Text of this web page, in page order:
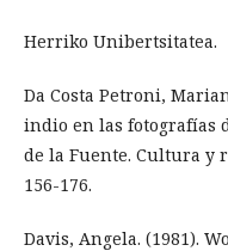
Herriko Unibertsitatea.
Da Costa Petroni,
indio en las fotografías
de la Fuente. Cultura y
156-176.
Davis, Angela. (1981).